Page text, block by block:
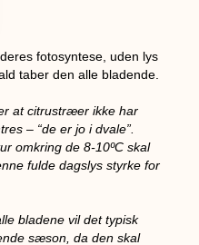
fotosyntese, uden lys
taber den alle bladende.
at citrustræer ikke har
– “de er jo i dvale”.
omkring de 8-10ºC skal
fulde dagslys styrke for
bladene vil det typisk
sæson, da den skal